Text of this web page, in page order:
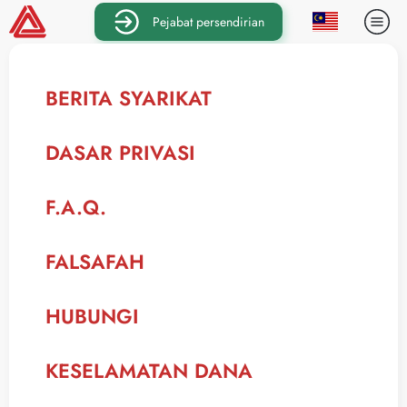
Pejabat persendirian
BERITA SYARIKAT
DASAR PRIVASI
F.A.Q.
FALSAFAH
HUBUNGI
KESELAMATAN DANA